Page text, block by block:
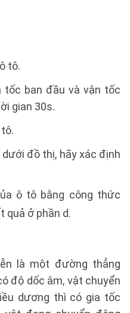
tô.
tốc ban đầu và vận tốc
gian 30s.
đồ thị, hãy xác định
ô tô bằng công thức
quả ở phần d.
là một đường thẳng
độ dốc âm, vật chuyển
dương thì có gia tốc